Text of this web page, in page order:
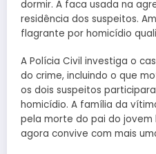
dormir. A faca usada na
residência dos suspeitos.
flagrante por homicídio
A Polícia Civil investiga o
do crime, incluindo o que
os dois suspeitos
homicídio. A família da
pela morte do pai do jovem
agora convive com mais